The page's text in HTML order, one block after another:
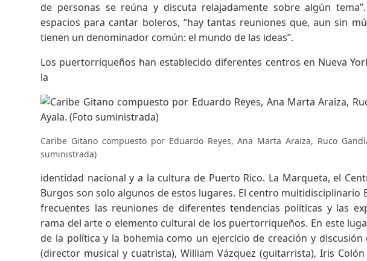
de personas se reúna y discuta relajadamente sobre algún
espacios para cantar boleros, “hay tantas reuniones que, aun sin
tienen un denominador común: el mundo de las ideas”.
Los puertorriqueños han establecido diferentes centros en Nueva
la
Caribe Gitano compuesto por Eduardo Reyes, Ana Marta Araiza, Ruco
suministrada)
identidad nacional y a la cultura de Puerto Rico. La Marqueta, el
Burgos son solo algunos de estos lugares. El centro multidisciplinario
frecuentes las reuniones de diferentes tendencias políticas y las
rama del arte o elemento cultural de los puertorriqueños. En este
de la política y la bohemia como un ejercicio de creación y
(director musical y cuatrista), William Vázquez (guitarrista), Iris